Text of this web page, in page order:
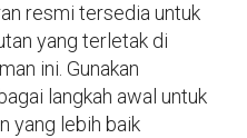
resmi tersedia untuk
yang terletak di
ini. Gunakan
langkah awal untuk
yang lebih baik